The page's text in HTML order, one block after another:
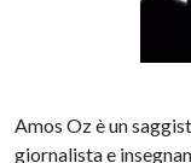
Amos Oz è un
giornalista e